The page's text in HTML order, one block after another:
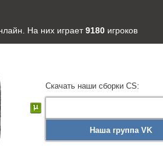
На них играет9180 игроков
Скачать наши сборки CS:
Наша группа VK